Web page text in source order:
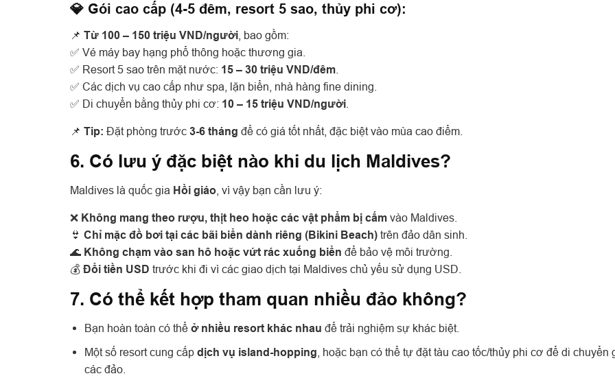
💎 Gói cao cấp (4-5 đêm, resort 5 sao, thủy phi cơ):
📌 Từ 100 – 150 triệu VND/người , bao gồm:
✅ Vé máy bay hạng phổ thông hoặc thương gia.
✅ Resort 5 sao trên mặt nước: 15 – 30 triệu VND/đêm
✅ Các dịch vụ cao cấp như spa, lặn biển, nhà hàng fine dining.
✅ Di chuyển bằng thủy phi cơ: 10 – 15 triệu VND/người
📌 Tip: Đặt phòng trước 3-6 tháng để có giá tốt nhất, đặc biệt vào mùa cao điểm.
6. Có lưu ý đặc biệt nào khi du lịch Maldives?
Maldives là quốc gia Hồi giáo , vì vậy bạn cần lưu ý:
❌ Không mang theo rượu, thịt heo hoặc các vật phẩm bị cấm vào Maldives.
👙 Chỉ mặc đồ bơi tại các bãi biển dành riêng (Bikini Beach) trên đảo dân sinh.
🌊 Không chạm vào san hô hoặc vứt rác xuống biển để bảo vệ môi trường.
💰 Đổi tiền USD trước khi đi vì các giao dịch tại Maldives chủ yếu sử dụng USD.
7. Có thể kết hợp tham quan nhiều đảo không?
Bạn hoàn toàn có thể ở nhiều resort khác nhau để trải nghiệm sự khác biệt.
Một số resort cung cấp dịch vụ island-hopping , hoặc bạn có thể tự đặt tàu cao tốc/thủy phi cơ để di chuyển
các đảo.